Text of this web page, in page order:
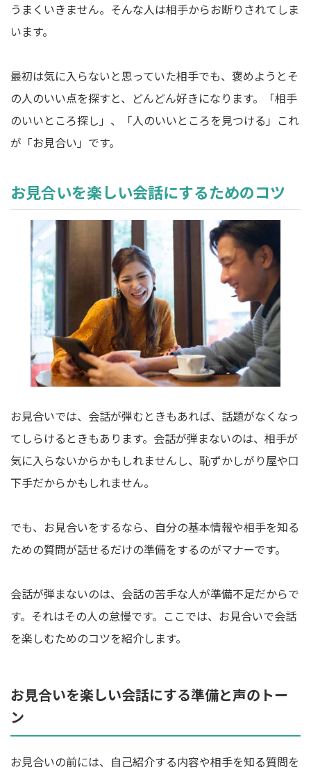
うまくいきません。そんな人は相手からお断りされてしま
います。
最初は気に入らないと思っていた相手でも、褒めようとそ
の人のいい点を探すと、どんどん好きになります。「相手
のいいところ探し」、「人のいいところを見つける」これ
が「お見合い」です。
お見合いを楽しい会話にするためのコツ
お見合いでは、会話が弾むときもあれば、話題がなくなっ
てしらけるときもあります。会話が弾まないのは、相手が
気に入らないからかもしれませんし、恥ずかしがり屋や口
下手だからかもしれません。
でも、お見合いをするなら、自分の基本情報や相手を知る
ための質問が話せるだけの準備をするのがマナーです。
会話が弾まないのは、会話の苦手な人が準備不足だからで
す。それはその人の怠慢です。ここでは、お見合いで会話
を楽しむためのコツを紹介します。
お見合いを楽しい会話にする準備と声のトー
ン
お見合いの前には、自己紹介する内容や相手を知る質問を